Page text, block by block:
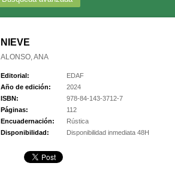
NIEVE
ALONSO, ANA
Editorial:
EDAF
Año de edición:
2024
ISBN:
978-84-143-3712-7
Páginas:
112
Encuadernación:
Rústica
Disponibilidad:
Disponibilidad inmediata 48H